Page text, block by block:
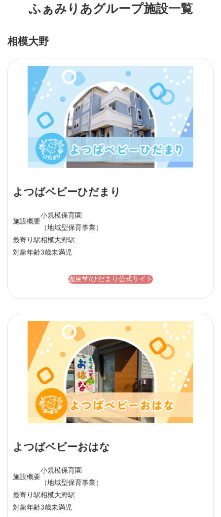
ふぁみりあグループ施設一覧
相模大野
よつばベビーひだまり
施設概要
小規模保育園
（地域型保育事業）
最寄り駅相模大野駅
対象年齢3歳未満児
園見学/ひだまり公式サイト
よつばベビーおはな
施設概要
小規模保育園
（地域型保育事業）
最寄り駅相模大野駅
対象年齢3歳未満児